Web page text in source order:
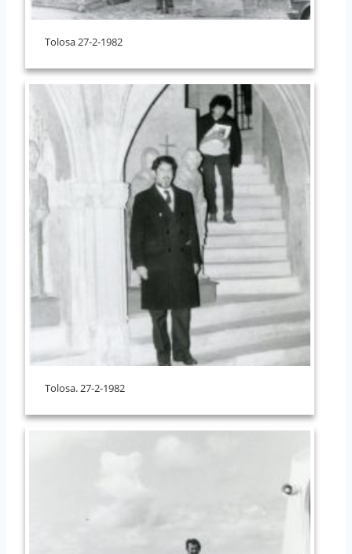
Tolosa 27-2-1982
Tolosa. 27-2-1982